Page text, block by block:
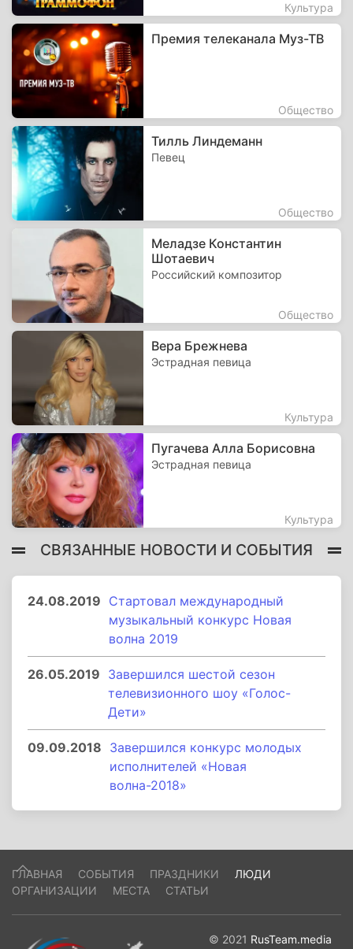
Культура
Премия телеканала Муз-ТВ
Общество
Тилль Линдеманн
Певец
Общество
Меладзе Константин
Шотаевич
Российский композитор
Общество
Вера Брежнева
Эстрадная певица
Культура
Пугачева Алла Борисовна
Эстрадная певица
Культура
СВЯЗАННЫЕ НОВОСТИ И СОБЫТИЯ
24.08.2019 Стартовал международный
музыкальный конкурс Новая
волна 2019
26.05.2019 Завершился шестой сезон
телевизионного шоу «Голос-
Дети»
09.09.2018 Завершился конкурс молодых
исполнителей «Новая
волна-2018»
ГЛАВНАЯ СОБЫТИЯ ПРАЗДНИКИ
ЛЮДИ
ОРГАНИЗАЦИИ
МЕСТА СТАТЬИ
© 2021 RusTeam.media